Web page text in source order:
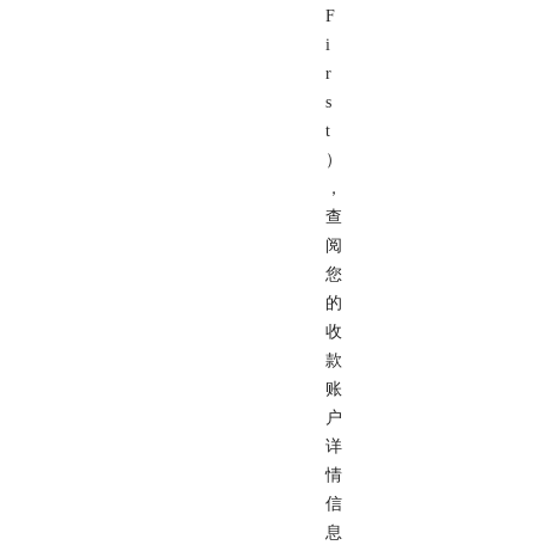
F
i
r
s
t
）
，
查
阅
您
的
收
款
账
户
详
情
信
息